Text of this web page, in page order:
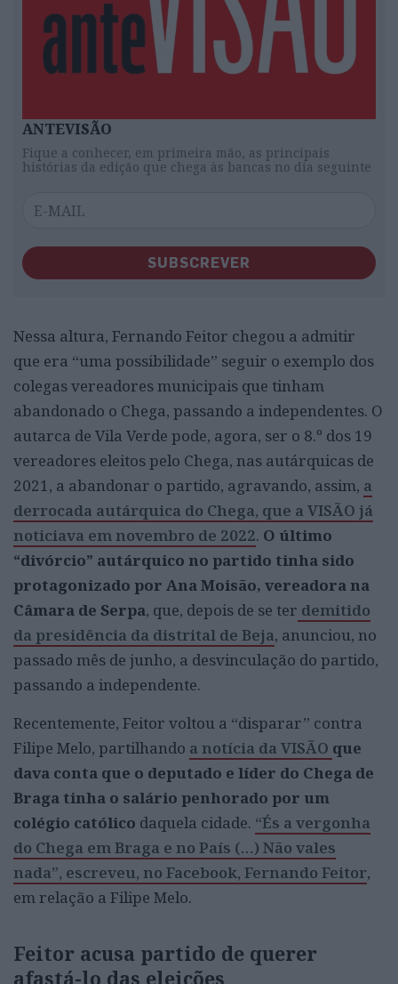
ANTEVISÃO
Fique a conhecer, em primeira mão, as principais
histórias da edição que chega às bancas no dia seguinte
SUBSCREVER
Nessa altura, Fernando Feitor chegou a admitir
que era “uma possibilidade” seguir o exemplo dos
colegas vereadores municipais que tinham
abandonado o Chega, passando a independentes. O
autarca de Vila Verde pode, agora, ser o 8.º dos 19
vereadores eleitos pelo Chega, nas autárquicas de
2021, a abandonar o partido, agravando, assim, a
derrocada autárquica do Chega, que a VISÃO já
noticiava em novembro de 2022. O último
“divórcio” autárquico no partido tinha sido
protagonizado por Ana Moisão, vereadora na
Câmara de Serpa, que, depois de se ter demitido
da presidência da distrital de Beja, anunciou, no
passado mês de junho, a desvinculação do partido,
passando a independente.
Recentemente, Feitor voltou a “disparar” contra
Filipe Melo, partilhando a notícia da VISÃO que
dava conta que o deputado e líder do Chega de
Braga tinha o salário penhorado por um
colégio católico daquela cidade. “És a vergonha
do Chega em Braga e no País (…) Não vales
nada”, escreveu, no Facebook, Fernando Feitor,
em relação a Filipe Melo.
Feitor acusa partido de querer
afastá-lo das eleições